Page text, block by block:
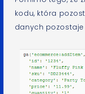
kodu, która
danych